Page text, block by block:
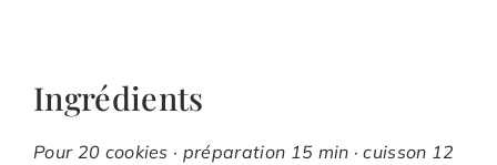
Ingrédients
Pour 20 cookies · préparation 15 min · cuisson 12